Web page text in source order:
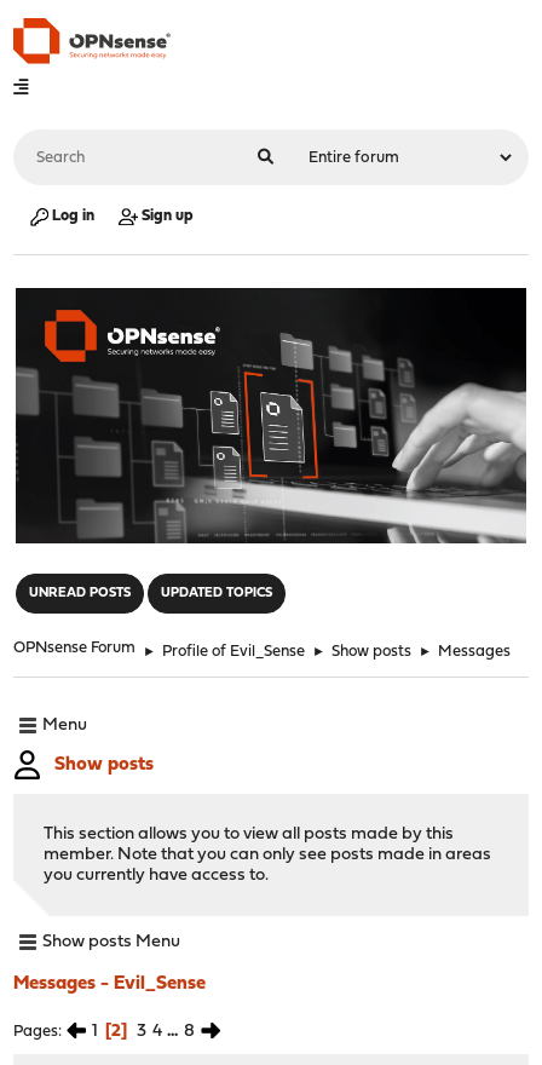
Log in Sign up
UNREAD POSTS UPDATED TOPICS
OPNsense Forum ► Profile of Evil_Sense ► Show posts ► Messages
Menu
Show posts
This section allows you to view all posts made by this
member. Note that you can only see posts made in areas
you currently have access to.
Show posts Menu
Messages - Evil_Sense
Pages 1 2 3 4 ... 8